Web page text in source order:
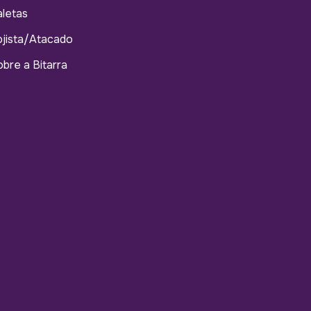
Atacado
a Bitarra